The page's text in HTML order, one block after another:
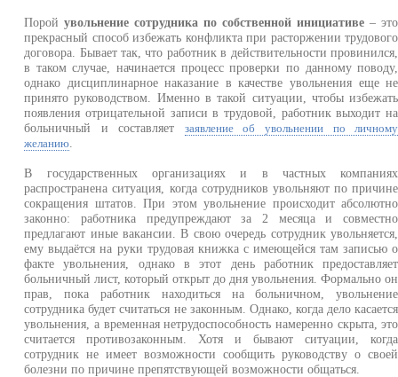
Поройувольнение сотрудника по собственной инициативе – это
прекрасный способ избежать конфликта при расторжении трудового
договора. Бывает так, что работник в действительности провинился,
в таком случае, начинается процесс проверки по данному поводу,
однако дисциплинарное наказание в качестве увольнения еще не
принято руководством. Именно в такой ситуации, чтобы избежать
появления отрицательной записи в трудовой, работник выходит на
больничный и составляет заявление об увольнении по личному
желанию
В государственных организациях и в частных компаниях
распространена ситуация, когда сотрудников увольняют по причине
сокращения штатов. При этом увольнение происходит абсолютно
законно: работника предупреждают за 2 месяца и совместно
предлагают иные вакансии. В свою очередь сотрудник увольняется,
ему выдаётся на руки трудовая книжка с имеющейся там записью о
факте увольнения, однако в этот день работник предоставляет
больничный лист, который открыт до дня увольнения. Формально он
прав, пока работник находиться на больничном, увольнение
сотрудника будет считаться не законным. Однако, когда дело касается
увольнения, а временная нетрудоспособность намеренно скрыта, это
считается противозаконным. Хотя и бывают ситуации, когда
сотрудник не имеет возможности сообщить руководству о своей
болезни по причине препятствующей возможности общаться.